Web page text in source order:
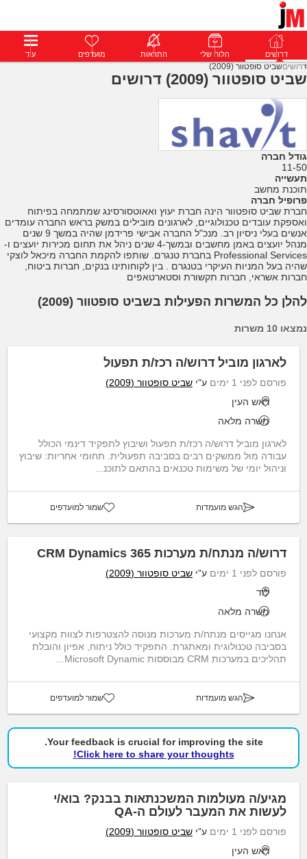
דרושים פרופילים הודעות פרימיום דרושים הלוח שלי התראות מועדפים עוד
דרושיםשביט סופטוור (2009)
שביט סופטוור (2009) דרושים
גודל חברה
11-50
תעשייה
תוכנת מחשב
פרופיל חברה
חברת שביט סופטוור הינה חברת יעוץ ואאוטסורסינג שמתמחה בפיתוח
ואספקת עובדים טכנולוגיים, לארגונים מובילים במשק בראש החברה עומדים
אנשים בעלי ניסיון רב. מנכ"ל החברה אבישי פרידמן שהיה במשך 9 שנים
מנהל יועצים באמן מחשבים ובמשך-4 שנים ניהל את תחום מכירות יועצים ו-
Professional Services בחברת טנגרם. שותפו להקמת החברה מיכאל לוצקי
שהיה בעל המניות העיקרי בטנגרם . בין לקוחותינו בנקים, חברות ביטוח,
חברות אשראי, חברות תקשורת וסטארטאפים
להלן כל המשרות הפעילות בשביט סופטוור (2009)
נמצאו 10 משרות
לארגון מוביל דרוש/ה רכז/ת תפעול
פורסם לפני 1 ימים ע"י שביט סופטוור (2009)
ראש העין
משרה מלאה
לארגון מוביל דרוש/ה רכז/ת תפעול ושיבוץ לתפקיד דינמי הכולל
עבודה מול ממשקים רבים בסביבה תפעולית. תחומי אחריות: שיבוץ
וניהול יומי של משימות טכנאים בהתאם לתוכנ...
הגש מועמדות שמור למועדפים
דרוש/ה מנתח/ת מערכות CRM Dynamics 365
פורסם לפני 1 ימים ע"י שביט סופטוור (2009)
לוד
משרה מלאה
אנחנו מגייסים מנתח/ת מערכות מנוסה להצטרפות לצוות מקצועי
בסביבה טכנולוגית ומאתגרת. התפקיד כולל ניתוח, אפיון והובלת
תהליכים במערכות CRM מבוססות Microsoft Dynamic...
הגש מועמדות שמור למועדפים
Your feedback is crucial for improving the site.
Click here to share your thoughts!
מגיע/ה מעולמות המשכנתאות בבנק? בוא/י
לעשות את המעבר לעולם ה-QA
פורסם לפני 1 ימים ע"י שביט סופטוור (2009)
ראש העין